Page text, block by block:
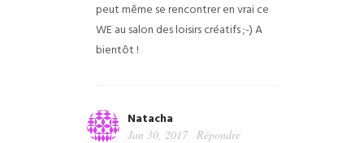
peut même se rencontrer en vrai ce
WE au salon des loisirs créatifs ;-) A
bientôt !
Natacha
Jan 30, 2017 Répondre